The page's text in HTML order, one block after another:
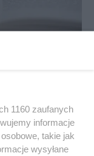
sklepów i
1160 zaufanych
informacje
takie jak
wysyłane